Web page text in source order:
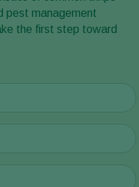
pest management
the first step toward